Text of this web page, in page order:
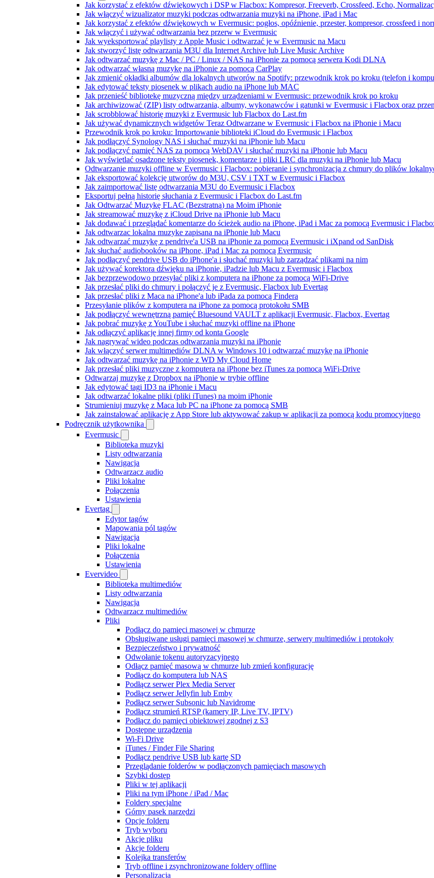
Jak korzystać z efektów dźwiękowych i DSP w Flacbox: Kompresor, Freeverb, Crossfeed, Echo,
Jak włączyć wizualizator muzyki podczas odtwarzania muzyki na iPhone, iPad i Mac
Jak korzystać z efektów dźwiękowych w Evermusic: pogłos, opóźnienie, przester, kompresor, crossfeed i
Jak włączyć i używać odtwarzania bez przerw w Evermusic
Jak wyeksportować playlisty z Apple Music i odtwarzać je w Evermusic na Macu
Jak stworzyć listę odtwarzania M3U dla Internet Archive lub Live Music Archive
Jak odtwarzać muzykę z Mac / PC / Linux / NAS na iPhonie za pomocą serwera Kodi DLNA
Jak odtwarzać własną muzykę na iPhonie za pomocą CarPlay
Jak zmienić okładki albumów dla lokalnych utworów na Spotify: przewodnik krok po kroku (telefon i
Jak edytować teksty piosenek w plikach audio na iPhone lub MAC
Jak przenieść bibliotekę muzyczną między urządzeniami w Evermusic: przewodnik krok po kroku
Jak archiwizować (ZIP) listy odtwarzania, albumy, wykonawców i gatunki w Evermusic i Flacbox oraz
Jak scrobblować historię muzyki z Evermusic lub Flacbox do Last.fm
Jak używać dynamicznych widgetów Teraz Odtwarzane w Evermusic i Flacbox na iPhonie i Macu
Przewodnik krok po kroku: Importowanie biblioteki iCloud do Evermusic i Flacbox
Jak podłączyć Synology NAS i słuchać muzyki na iPhonie lub Macu
Jak podłączyć pamięć NAS za pomocą WebDAV i słuchać muzyki na iPhonie lub Macu
Jak wyświetlać osadzone teksty piosenek, komentarze i pliki LRC dla muzyki na iPhonie lub Macu
Odtwarzanie muzyki offline w Evermusic i Flacbox: pobieranie i synchronizacja z chmury do plików
Jak eksportować kolekcję utworów do M3U, CSV i TXT w Evermusic i Flacbox
Jak zaimportować listę odtwarzania M3U do Evermusic i Flacbox
Eksportuj pełną historię słuchania z Evermusic i Flacbox do Last.fm
Jak Odtwarzać Muzykę FLAC (Bezstratną) na Moim iPhonie
Jak streamować muzykę z iCloud Drive na iPhonie lub Macu
Jak dodawać i przeglądać komentarze do ścieżek audio na iPhone, iPad i Mac za pomocą Evermusic i
Jak odtwarzac lokalna muzyke zapisana na iPhonie lub Macu
Jak odtwarzać muzykę z pendrive'a USB na iPhonie za pomocą Evermusic i iXpand od SanDisk
Jak słuchać audiobooków na iPhone, iPad i Mac za pomocą Evermusic
Jak podłączyć pendrive USB do iPhone'a i słuchać muzyki lub zarządzać plikami na nim
Jak używać korektora dźwięku na iPhonie, iPadzie lub Macu z Evermusic i Flacbox
Jak bezprzewodowo przesyłać pliki z komputera na iPhone za pomocą WiFi-Drive
Jak przesłać pliki do chmury i połączyć je z Evermusic, Flacbox lub Evertag
Jak przesłać pliki z Maca na iPhone'a lub iPada za pomocą Findera
Przesyłanie plików z komputera na iPhone za pomocą protokołu SMB
Jak podłączyć wewnętrzną pamięć Bluesound VAULT z aplikacji Evermusic, Flacbox, Evertag
Jak pobrać muzykę z YouTube i słuchać muzyki offline na iPhone
Jak odłączyć aplikację innej firmy od konta Google
Jak nagrywać wideo podczas odtwarzania muzyki na iPhonie
Jak włączyć serwer multimediów DLNA w Windows 10 i odtwarzać muzykę na iPhonie
Jak odtwarzać muzykę na iPhonie z WD My Cloud Home
Jak przesłać pliki muzyczne z komputera na iPhone bez iTunes za pomocą WiFi-Drive
Odtwarzaj muzykę z Dropbox na iPhonie w trybie offline
Jak edytować tagi ID3 na iPhonie i Macu
Jak odtwarzać lokalne pliki (pliki iTunes) na moim iPhonie
Strumieniuj muzykę z Maca lub PC na iPhone za pomocą SMB
Jak zainstalować aplikację z App Store lub aktywować zakup w aplikacji za pomocą kodu promocyjnego
Podręcznik użytkownika
Evermusic
Biblioteka muzyki
Listy odtwarzania
Nawigacja
Odtwarzacz audio
Pliki lokalne
Połączenia
Ustawienia
Evertag
Edytor tagów
Mapowania pól tagów
Nawigacja
Pliki lokalne
Połączenia
Ustawienia
Evervideo
Biblioteka multimediów
Listy odtwarzania
Nawigacja
Odtwarzacz multimediów
Pliki
Podłącz do pamięci masowej w chmurze
Obsługiwane usługi pamięci masowej w chmurze, serwery multimediów i protokoły
Bezpieczeństwo i prywatność
Odwołanie tokenu autoryzacyjnego
Odłącz pamięć masową w chmurze lub zmień konfigurację
Podłącz do komputera lub NAS
Podłącz serwer Plex Media Server
Podłącz serwer Jellyfin lub Emby
Podłącz serwer Subsonic lub Navidrome
Podłącz strumień RTSP (kamery IP, Live TV, IPTV)
Podłącz do pamięci obiektowej zgodnej z S3
Dostępne urządzenia
Wi-Fi Drive
iTunes / Finder File Sharing
Podłącz pendrive USB lub kartę SD
Przeglądanie folderów w podłączonych pamięciach masowych
Szybki dostęp
Pliki w tej aplikacji
Pliki na tym iPhone / iPad / Mac
Foldery specjalne
Górny pasek narzędzi
Opcje folderu
Tryb wyboru
Akcje pliku
Akcje folderu
Kolejka transferów
Tryb offline i zsynchronizowane foldery offline
Personalizacja